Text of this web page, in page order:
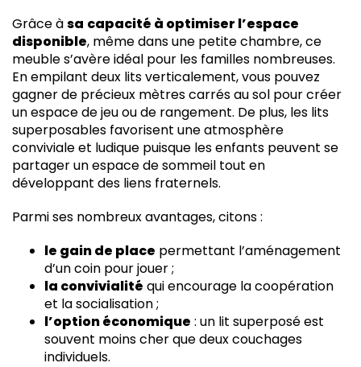
Grâce àsa capacité à optimiser l’espace
disponible, même dans une petite chambre, ce
meuble s’avère idéal pour les familles nombreuses.
En empilant deux lits verticalement, vous pouvez
gagner de précieux mètres carrés au sol pour créer
un espace de jeu ou de rangement. De plus, les lits
superposables favorisent une atmosphère
conviviale et ludique puisque les enfants peuvent se
partager un espace de sommeil tout en
développant des liens fraternels.
Parmi ses nombreux avantages, citons :
le gain de place permettant l’aménagement
d’un coin pour jouer ;
la convivialité qui encourage la coopération
et la socialisation ;
l’option économique : un lit superposé est
souvent moins cher que deux couchages
individuels.